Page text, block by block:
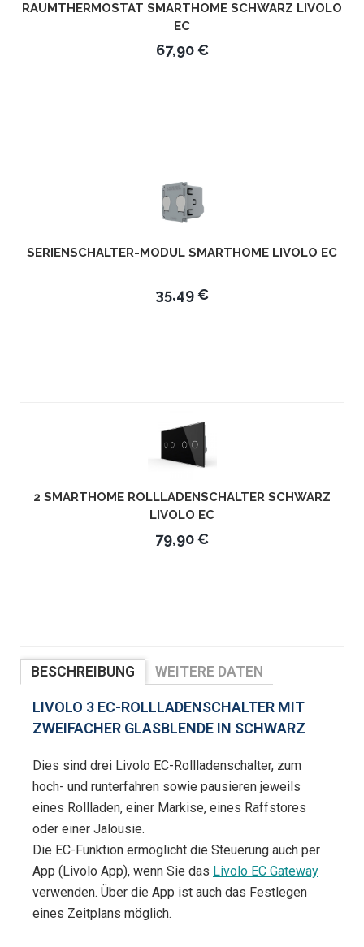
RAUMTHERMOSTAT SMARTHOME SCHWARZ LIVOLO
EC
67,90 €
SERIENSCHALTER-MODUL SMARTHOME LIVOLO EC
35,49 €
2 SMARTHOME ROLLLADENSCHALTER SCHWARZ
LIVOLO EC
79,90 €
BESCHREIBUNG
WEITERE DATEN
LIVOLO 3 EC-ROLLLADENSCHALTER MIT
ZWEIFACHER GLASBLENDE IN SCHWARZ
Dies sind drei Livolo EC-Rollladenschalter, zum
hoch- und runterfahren sowie pausieren jeweils
eines Rollladen, einer Markise, eines Raffstores
oder einer Jalousie.
Die EC-Funktion ermöglicht die Steuerung auch per
App (Livolo App), wenn Sie das Livolo EC Gateway
verwenden. Über die App ist auch das Festlegen
eines Zeitplans möglich.